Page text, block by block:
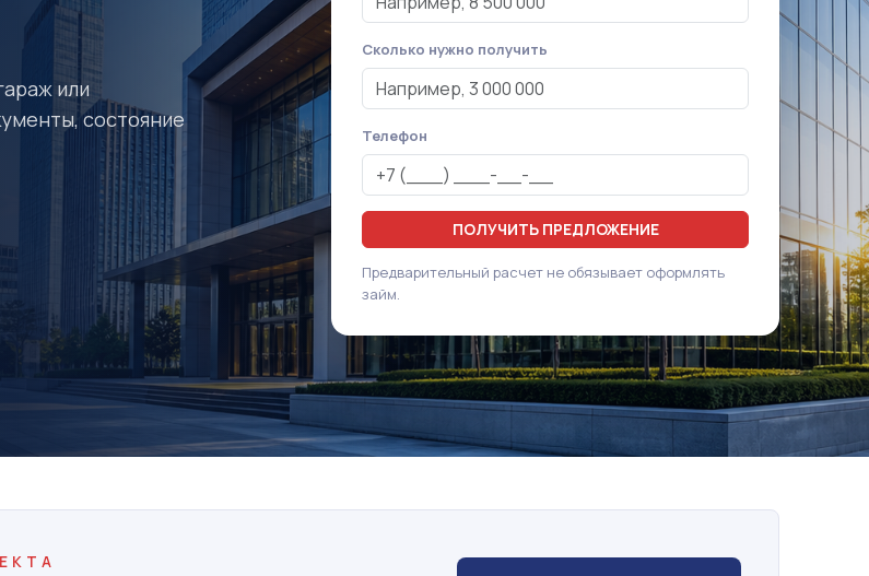
или
состояние
Сколько нужно получить
Телефон
ПОЛУЧИТЬ ПРЕДЛОЖЕНИЕ
Предварительный расчет не обязывает оформлять
займ.